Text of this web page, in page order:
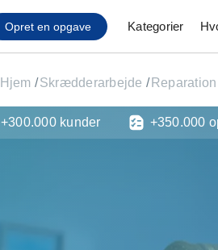
Opret en opgave Kategorier
Affaldsfjernelse
Gulvlaminering
Hjem /Skrædderarbejde /
+300.000 kunder +350.000